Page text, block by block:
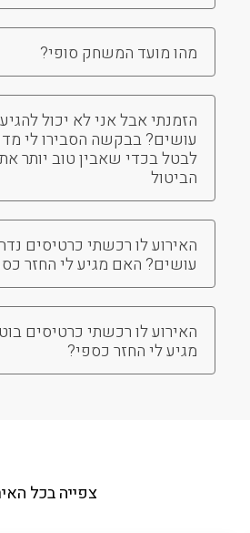
מהו מועד המשחק סופי?
הזמנתי אבל אני לא יכול
עושים? בבקשה הסבירו לי
לבטל בכדי שאבין טוב יותר
הביטול
האירוע לו רכשתי כרטיסים
עושים? האם מגיע לי החזר
האירוע לו רכשתי כרטיסים
מגיע לי החזר כספי?
צפייה בכל